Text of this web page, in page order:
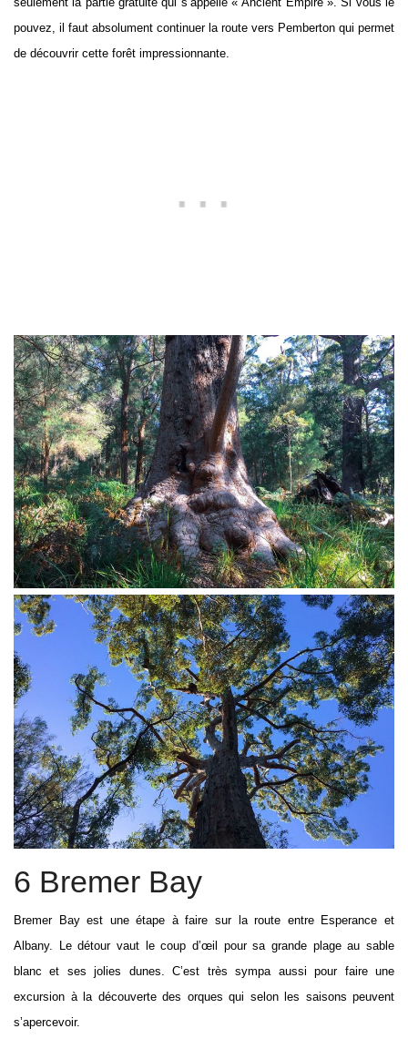
pouvez, il faut absolument continuer la route vers Pemberton qui permet
de découvrir cette forêt impressionnante.
6 Bremer Bay
Bremer Bay est une étape à faire sur la route entre Esperance et
Albany. Le détour vaut le coup d’œil pour sa grande plage au sable
blanc et ses jolies dunes. C’est très sympa aussi pour faire une
excursion à la découverte des orques qui selon les saisons peuvent
s’apercevoir.